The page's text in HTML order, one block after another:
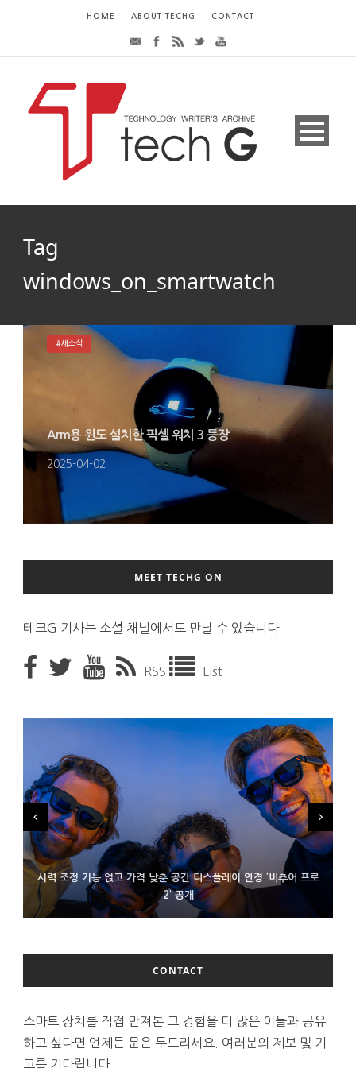
HOME ABOUT TECHG CONTACT
Tag
windows_on_smartwatch
Arm용 윈도 설치한 픽셀 워치 3 등장
2025-04-02
#새소식
MEET TECHG ON
테크G 기사는 소셜 채널에서도 만날 수 있습니다.
RSS List
시력 조정 기능 얹고 가격 낮춘 공간 디스플레이 안경 ‘비추어 프로
2’ 공개
D램 부족에 10억달러어치 아이폰18 프로세서 패키징 대기 중
300~400달러 반지형 스피커 준비하는 오픈AI
CONTACT
스마트 장치를 직접 만져본 그 경험을 더 많은 이들과 공유
하고 싶다면 언제든 문은 두드리세요. 여러분의 제보 및 기
고를 기다립니다.